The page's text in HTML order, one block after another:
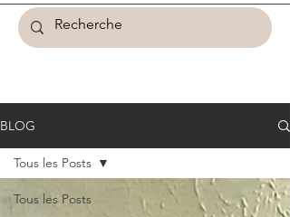
BLOG
Tous les Posts
Tous les Posts